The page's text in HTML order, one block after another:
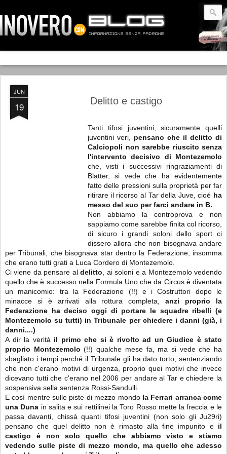
JUN
19 Delitto e castigo
Tanti tifosi juventini, sicuramente quelli
juventini veri, pensano che il delitto di
Calciopoli non sarebbe riuscito senza
l'intervento decisivo di Montezemolo
che, visti i successivi ringraziamenti di
Blatter, si vede che ha evidentemente
fatto delle pressioni sulla proprietà per far
ritirare il ricorso al Tar della Juve, cioé ha
messo del suo per farci andare in B.
Non abbiamo la controprova e non
sappiamo come sarebbe finita col ricorso,
di sicuro i grandi soloni dello sport ci
dissero allora che non bisognava andare
per Tribunali, che bisognava star dentro la Federazione, insomma
che erano tutti grati a Luca Cordero di Montezemolo.
Ci viene da pensare aldelitto , ai soloni e a Montezemolo vedendo
quello che è successo nella Formula Uno che da Circus è diventata
un manicomio: tra la Federazione (!!) e i Costruttori dopo le
minacce si è arrivati alla rottura completa,anzi proprio la
Federazione ha deciso oggi di portare le squadre ribelli (e
Montezemolo su tutti) in Tribunale per chiedere i danni (già, i
danni....)
A dir la verità il primo che si è rivolto ad un Giudice è stato
proprio Montezemolo (!!) qualche mese fa, ma si vede che ha
sbagliato i tempi perché il Tribunale gli ha dato torto, sentenziando
che non c'erano motivi di urgenza, proprio quei motivi che invece
dicevano tutti che c'erano nel 2006 per andare al Tar e chiedere la
sospensiva sella sentenza Rossi-Sandulli.
E così mentre sulle piste di mezzo mondo la Ferrari arranca come
una Duna in salita e sui rettilinei la Toro Rosso mette la freccia e le
passa davanti, chissà quanti tifosi juventini (non solo gli Ju29ri)
pensano che quel delitto non è rimasto alla fine impunito e il
castigo è non solo quello che abbiamo visto e stiamo
vedendo sulle piste di mezzo mondo, ma quello che adesso